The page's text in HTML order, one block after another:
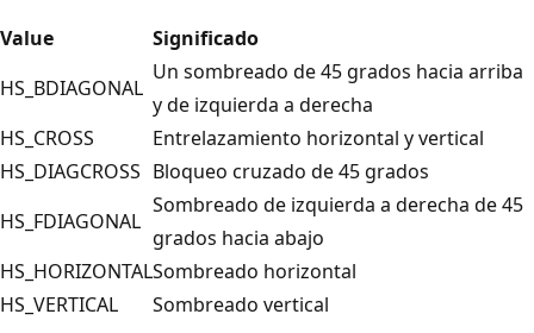
Value
Significado
HS_BDIAGONAL
Un sombreado de 45 grados hacia arriba
y de izquierda a derecha
HS_CROSS
Entrelazamiento horizontal y vertical
HS_DIAGCROSS Bloqueo cruzado de 45 grados
HS_FDIAGONAL
Sombreado de izquierda a derecha de 45
grados hacia abajo
HS_HORIZONTALSombreado horizontal
HS_VERTICAL
Sombreado vertical